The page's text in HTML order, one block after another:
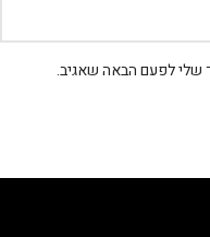
שלי לפעם הבאה שאגיב.